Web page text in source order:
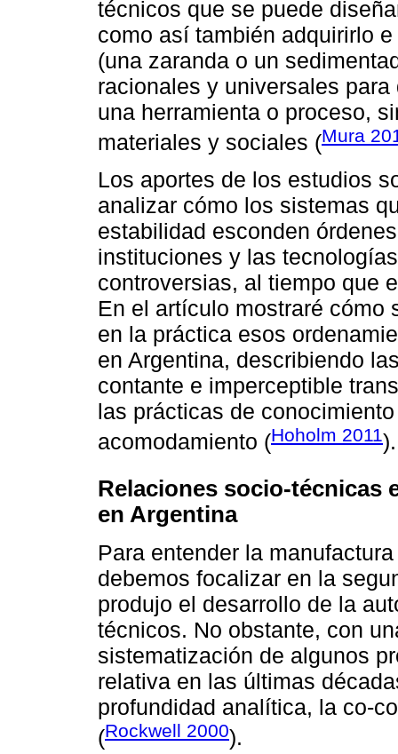
técnicos que se puede
como así también adquirirlo
(una zaranda o un
racionales y universales
una herramienta o proceso,
materiales y sociales (Mura
Los aportes de los estudios
analizar cómo los sistemas
estabilidad esconden
instituciones y las
controversias, al tiempo que
En el artículo mostraré cómo
en la práctica esos
en Argentina, describiendo
contante e imperceptible
las prácticas de
acomodamiento (Hoholm 2011).
Relaciones socio-técnicas
en Argentina
Para entender la
debemos focalizar en la
produjo el desarrollo de la
técnicos. No obstante, con
sistematización de algunos
relativa en las últimas
profundidad analítica, la co-
(Rockwell 2000).